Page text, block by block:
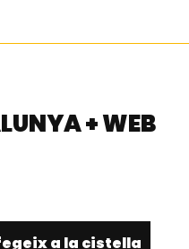
+ WEB
a la cistella